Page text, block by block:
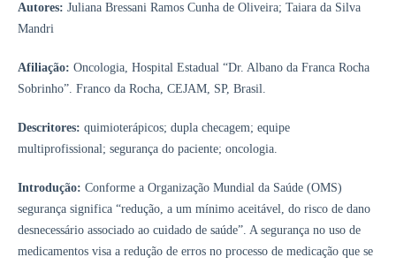
Autores: Juliana Bressani Ramos Cunha de Oliveira; Taiara da Silva
Mandri
Afiliação: Oncologia, Hospital Estadual “Dr. Albano da Franca Rocha
Sobrinho”. Franco da Rocha, CEJAM, SP, Brasil.
Descritores: quimioterápicos; dupla checagem; equipe
multiprofissional; segurança do paciente; oncologia.
Introdução: Conforme a Organização Mundial da Saúde (OMS)
segurança significa “redução, a um mínimo aceitável, do risco de dano
desnecessário associado ao cuidado de saúde”. A segurança no uso de
medicamentos visa a redução de erros no processo de medicação que se